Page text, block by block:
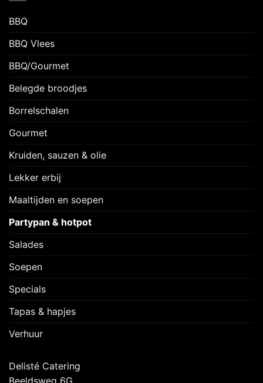
BBQ
BBQ Vlees
BBQ/Gourmet
Belegde broodjes
Borrelschalen
Gourmet
Kruiden, sauzen & olie
Lekker erbij
Maaltijden en soepen
Partypan & hotpot
Salades
Soepen
Specials
Tapas & hapjes
Verhuur
Delisté Catering